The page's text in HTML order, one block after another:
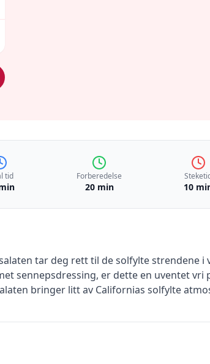
tid Forberedelse
20 min 10
tar deg rett til de solfylte strendene
sennepsdressing, er dette en uventet vri
bringer litt av Californias solfylte